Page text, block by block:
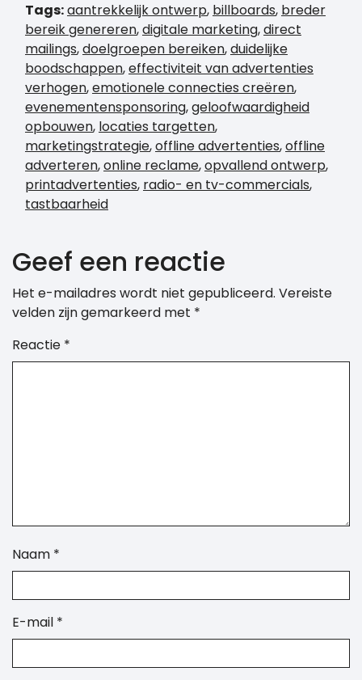
Tags:aantrekkelijk ontwerp, billboards, breder
bereik genereren,digitale marketing,direct
mailings,doelgroepen bereiken,duidelijke
boodschappen,effectiviteit van advertenties
verhogen,emotionele connecties creëren,
evenementensponsoring,geloofwaardigheid
opbouwen, locaties targetten,
marketingstrategie,offline advertenties,offline
adverteren,online reclame,opvallend ontwerp,
printadvertenties, radio- en tv-commercials,
tastbaarheid
Geef een reactie
Het e-mailadres wordt niet gepubliceerd. Vereiste
velden zijn gemarkeerd met *
Reactie *
Naam *
E-mail *